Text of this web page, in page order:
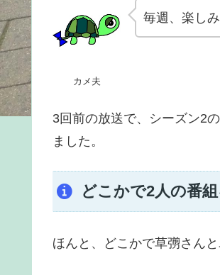
カメ夫
毎週、楽し
3回前の放送で、シーズン2
ました。
どこかで2人の番
ほんと、どこかで草彅さん